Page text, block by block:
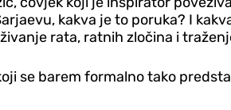
kakva je to poruka? I
rata, ratnih zločina i
se barem formalno tako